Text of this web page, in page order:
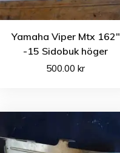
Yamaha Viper Mtx 162″
-15 Sidobuk höger
500.00kr